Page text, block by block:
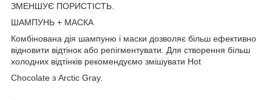
ЗМЕНШУЄ ПОРИСТІСТЬ.
ШАМПУНЬ + МАСКА
Комбінована дія шампуню і маски дозволяє більш ефективно
відновити відтінок або репігментувати. Для створення більш
холодних відтінків рекомендуємо змішувати Hot
Chocolate з Arctic Gray.